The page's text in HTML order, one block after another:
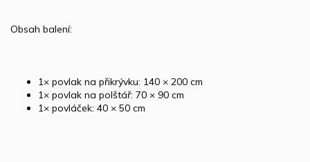
Obsah balení:
1× povlak na přikrývku: 140 × 200 cm
1× povlak na polštář: 70 × 90 cm
1× povláček: 40 × 50 cm